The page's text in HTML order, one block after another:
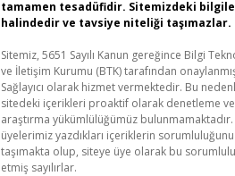
tamamen tesadüfidir. Sitemizdeki
halindedir ve tavsiye niteliği taşımazlar.
Sitemiz, 5651 Sayılı Kanun gereğince Bilgi
ve İletişim Kurumu (BTK) tarafından
Sağlayıcı olarak hizmet vermektedir. Bu
sitedeki içerikleri proaktif olarak denetleme
araştırma yükümlülüğümüz bulunmamaktadır.
üyelerimiz yazdıkları içeriklerin sorumluluğunu
taşımakta olup, siteye üye olarak bu
etmiş sayılırlar.